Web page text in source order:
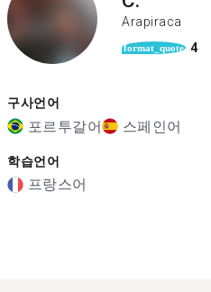
Arapiraca
format_quote 4
구사언어
포르투갈어 스페인어
학습언어
프랑스어